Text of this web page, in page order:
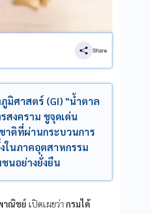
Share
มิศาสตร์ (GI) "น้ำตาล
งคราม ชูจุดเด่น
าติที่ผ่านกระบวนการ
นภาคอุตสาหกรรม
นอย่างยั่งยืน
าณิชย์ เปิดเผยว่า กรมได้